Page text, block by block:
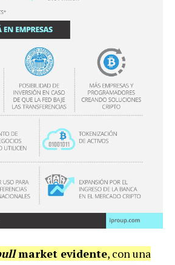
market evidente, con una